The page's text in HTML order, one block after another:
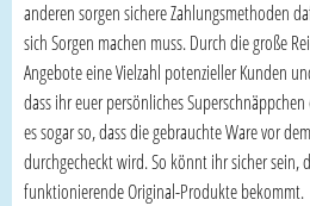
anderen sorgen sichere Zahlungsmethoden
sich Sorgen machen muss. Durch die große
Angebote eine Vielzahl potenzieller Kunden
dass ihr euer persönliches
es sogar so, dass die gebrauchte Ware vor
durchgecheckt wird. So könnt ihr sicher sein,
funktionierende Original-Produkte bekommt.